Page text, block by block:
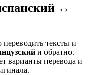
↔
тексты и
и обратно.
варианты перевода и